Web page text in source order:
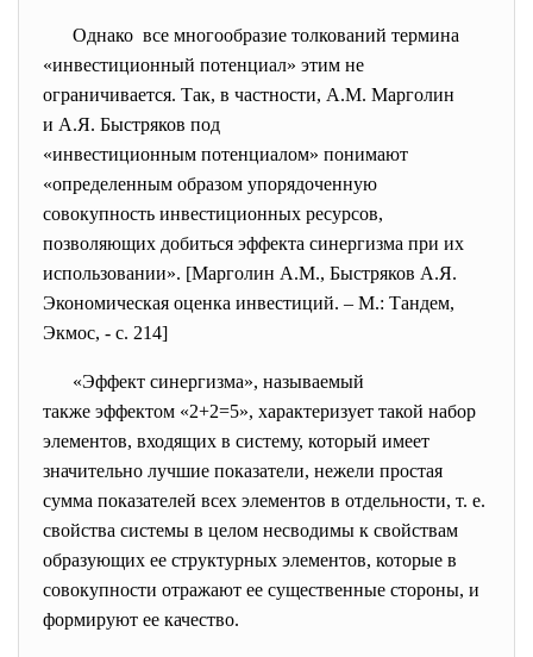
Однако все многообразие толкований термина
«инвестиционный потенциал» этим не
ограничивается. Так, в частности, A.M. Марголин
и А.Я. Быстряков под
«инвестиционным потенциалом» понимают
«определенным образом упорядоченную
совокупность инвестиционных ресурсов,
позволяющих добиться эффекта синергизма при их
использовании». [Марголин А.М., Быстряков А.Я.
Экономическая оценка инвестиций. – М.: Тандем,
Экмос, - с. 214]
«Эффект синергизма», называемый
также эффектом «2+2=5», характеризует такой набор
элементов, входящих в систему, который имеет
значительно лучшие показатели, нежели простая
сумма показателей всех элементов в отдельности, т. е.
свойства системы в целом несводимы к свойствам
образующих ее структурных элементов, которые в
совокупности отражают ее существенные стороны, и
формируют ее качество.